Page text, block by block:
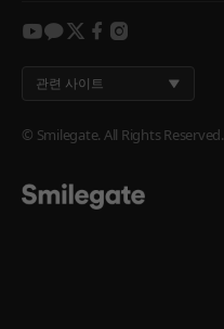
youtube
kakaotwitterfacebook
instagram
관련 사이트
© Smilegate. All Rights Reserved.